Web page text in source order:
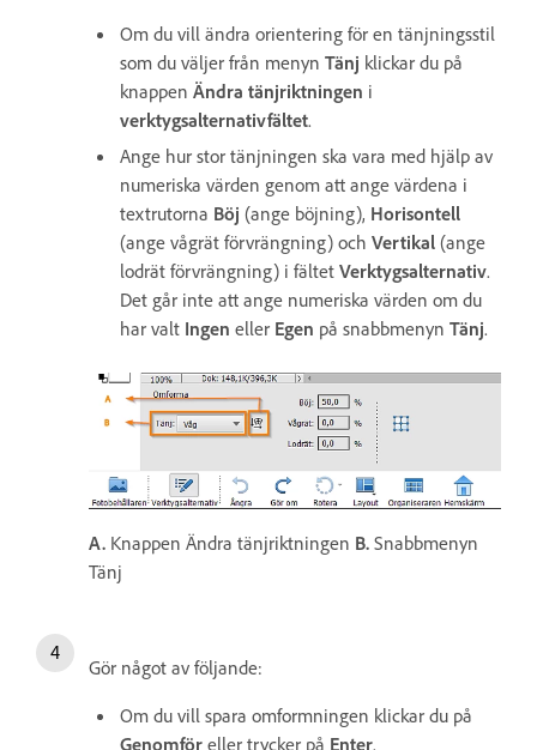
Om du vill ändra orientering för en tänjningsstil
som du väljer från menyn Tänj klickar du på
knappen Ändra tänjriktningen i
verktygsalternativfältet.
Ange hur stor tänjningen ska vara med hjälp av
numeriska värden genom att ange värdena i
textrutorna Böj (ange böjning), Horisontell
(ange vågrät förvrängning) och Vertikal (ange
lodrät förvrängning) i fältet Verktygsalternativ.
Det går inte att ange numeriska värden om du
har valt Ingen eller Egen på snabbmenyn Tänj.
A. Knappen Ändra tänjriktningen B. Snabbmenyn
Tänj
Gör något av följande:
Om du vill spara omformningen klickar du på
Genomför eller trycker på Enter.